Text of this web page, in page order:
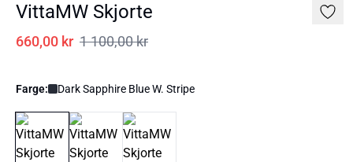
VittaMW Skjorte
660,00 kr 1 100,00 kr
Farge: Dark Sapphire Blue W. Stripe